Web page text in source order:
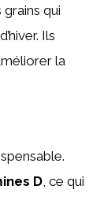
grains qui
Ils
la
D, ce qui